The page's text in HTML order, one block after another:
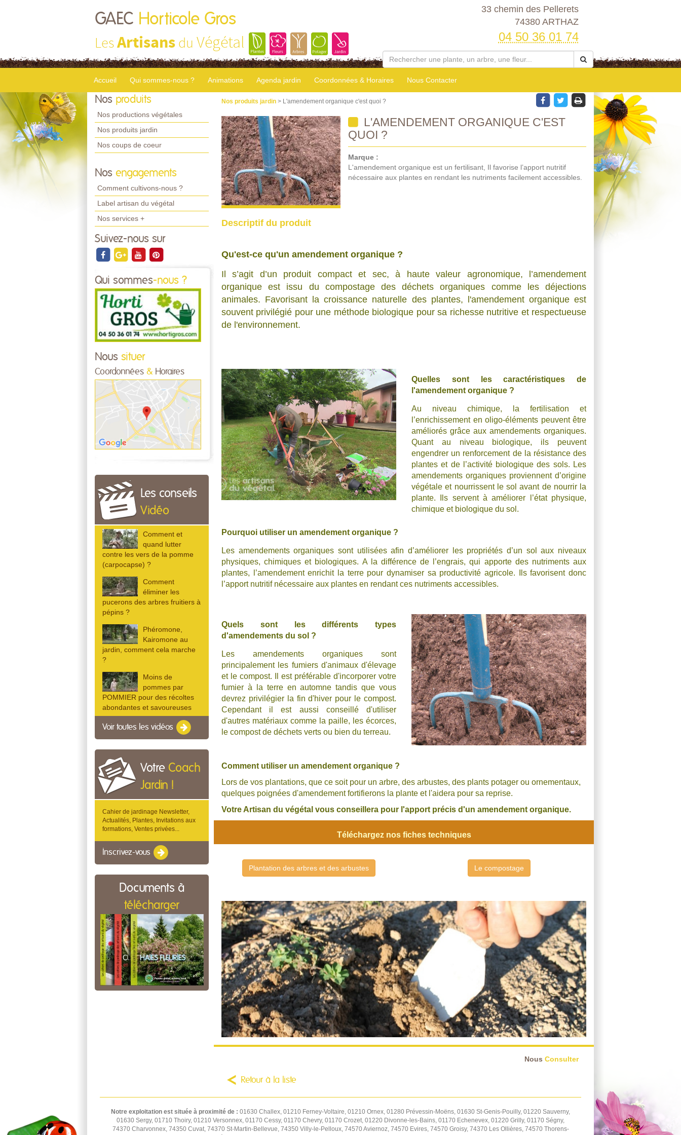
GAEC Horticole Gros
LesArtisans du Végétal
33 chemin des Pellerets
74380 ARTHAZ
04 50 36 01 74
Accueil Qui sommes-nous ? Animations Agenda jardin Coordonnées & Horaires Nous Contacter
Nos produits
Nos productions végétales
Nos produits jardin
Nos coups de coeur
Nos engagements
Comment cultivons-nous ?
Label artisan du végétal
Nos services +
Suivez-nous sur
Qui sommes-nous ?
Nous situer
Coordonnées & Horaires
Les conseils
Vidéo
Comment et
quand lutter
contre les vers de la pomme
(carpocapse) ?
Comment
éliminer les
pucerons des arbres fruitiers à
pépins ?
Phéromone,
Kairomone au
jardin, comment cela marche
?
Moins de
pommes par
POMMIER pour des récoltes
abondantes et savoureuses
Voir toutes les vidéos
Votre Coach
Jardin !
Cahier de jardinage Newsletter,
Actualités, Plantes, Invitations aux
formations, Ventes privées...
Inscrivez-vous
Documents à
télécharger
Nos produits jardin > L'amendement organique c'est quoi ?
L'AMENDEMENT ORGANIQUE C'EST
QUOI ?
Marque :
L'amendement organique est un fertilisant, Il favorise l’apport nutritif
nécessaire aux plantes en rendant les nutriments facilement accessibles.
Descriptif du produit
Qu'est-ce qu'un amendement organique ?
Il s’agit d’un produit compact et sec, à haute valeur agronomique, l’amendement
organique est issu du compostage des déchets organiques comme les déjections
animales. Favorisant la croissance naturelle des plantes, l'amendement organique est
souvent privilégié pour une méthode biologique pour sa richesse nutritive et respectueuse
de l'environnement.
Quelles sont les caractéristiques de
l'amendement organique ?
Au niveau chimique, la fertilisation et
l’enrichissement en oligo-éléments peuvent être
améliorés grâce aux amendements organiques.
Quant au niveau biologique, ils peuvent
engendrer un renforcement de la résistance des
plantes et de l’activité biologique des sols. Les
amendements organiques proviennent d’origine
végétale et nourrissent le sol avant de nourrir la
plante. Ils servent à améliorer l’état physique,
chimique et biologique du sol.
Pourquoi utiliser un amendement organique ?
Les amendements organiques sont utilisées afin d’améliorer les propriétés d’un sol aux niveaux
physiques, chimiques et biologiques. A la différence de l’engrais, qui apporte des nutriments aux
plantes, l’amendement enrichit la terre pour dynamiser sa productivité agricole. Ils favorisent donc
l’apport nutritif nécessaire aux plantes en rendant ces nutriments accessibles.
Quels sont les différents types
d'amendements du sol ?
Les amendements organiques sont
principalement les fumiers d'animaux d'élevage
et le compost. Il est préférable d'incorporer votre
fumier à la terre en automne tandis que vous
devrez privilégier la fin d'hiver pour le compost.
Cependant il est aussi conseillé d'utiliser
d'autres matériaux comme la paille, les écorces,
le compost de déchets verts ou bien du terreau.
Comment utiliser un amendement organique ?
Lors de vos plantations, que ce soit pour un arbre, des arbustes, des plants potager ou ornementaux,
quelques poignées d'amendement fortifierons la plante et l'aidera pour sa reprise.
Votre Artisan du végétal vous conseillera pour l'apport précis d'un amendement organique.
Téléchargez nos fiches techniques
Plantation des arbres et des arbustes Le compostage
Nous Consulter
Retour à la liste
Notre exploitation est située à proximité de : 01630 Challex, 01210 Ferney-Voltaire, 01210 Ornex, 01280 Prévessin-Moëns, 01630 St-Genis-Pouilly, 01220 Sauverny,
01630 Sergy, 01710 Thoiry, 01210 Versonnex, 01170 Cessy, 01170 Chevry, 01170 Crozet, 01220 Divonne-les-Bains, 01170 Echenevex, 01220 Grilly, 01170 Ségny,
74370 Charvonnex, 74350 Cuvat, 74370 St-Martin-Bellevue, 74350 Villy-le-Pelloux, 74570 Aviernoz, 74570 Evires, 74570 Groisy, 74370 Les Ollières, 74570 Thorens-